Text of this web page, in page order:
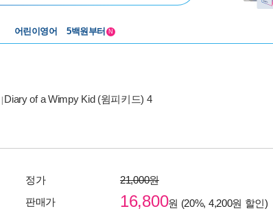
어린이영어
중고 외서
N
Diary of a Wimpy Kid (윔피키드) 4
정가
21,000원
판매가
16,800원 (20%, 4,200원 할인)